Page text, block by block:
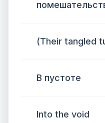
(Their tangled
В пустоте
Into the void